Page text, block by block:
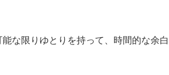
な限りゆとりを持って、時間的な余白